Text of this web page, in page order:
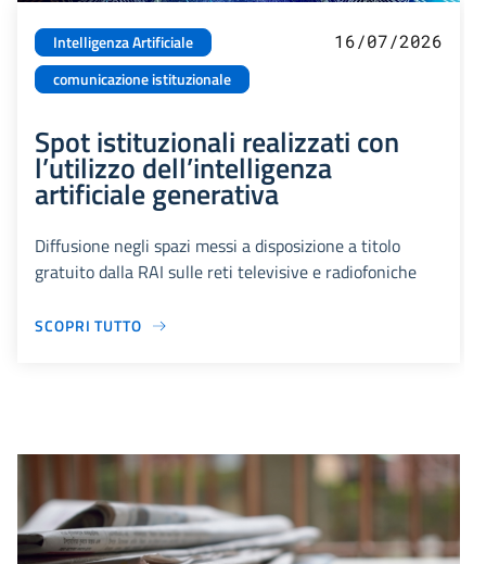
Intelligenza Artificiale
comunicazione istituzionale
16/07/2026
Spot istituzionali realizzati con
l’utilizzo dell’intelligenza
artificiale generativa
Diffusione negli spazi messi a disposizione a titolo
gratuito dalla RAI sulle reti televisive e radiofoniche
SCOPRI TUTTO